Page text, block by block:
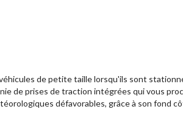
de petite taille lorsqu'ils sont
de prises de traction intégrées qui vous
défavorables, grâce à son fond